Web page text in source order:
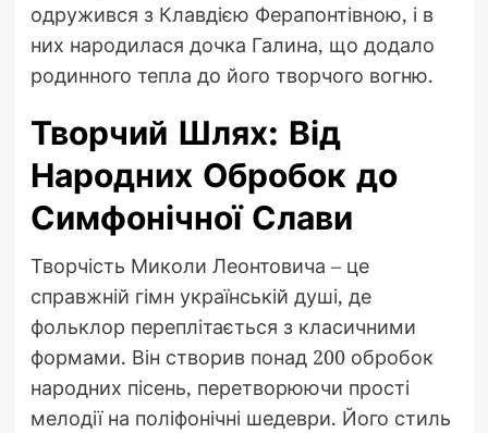
одружився з Клавдією Ферапонтівною, і в
них народилася дочка Галина, що додало
родинного тепла до його творчого вогню.
Творчий Шлях: Від
Народних Обробок до
Симфонічної Слави
Творчість Миколи Леонтовича – це
справжній гімн українській душі, де
фольклор переплітається з класичними
формами. Він створив понад 200 обробок
народних пісень, перетворюючи прості
мелодії на поліфонічні шедеври. Його стиль